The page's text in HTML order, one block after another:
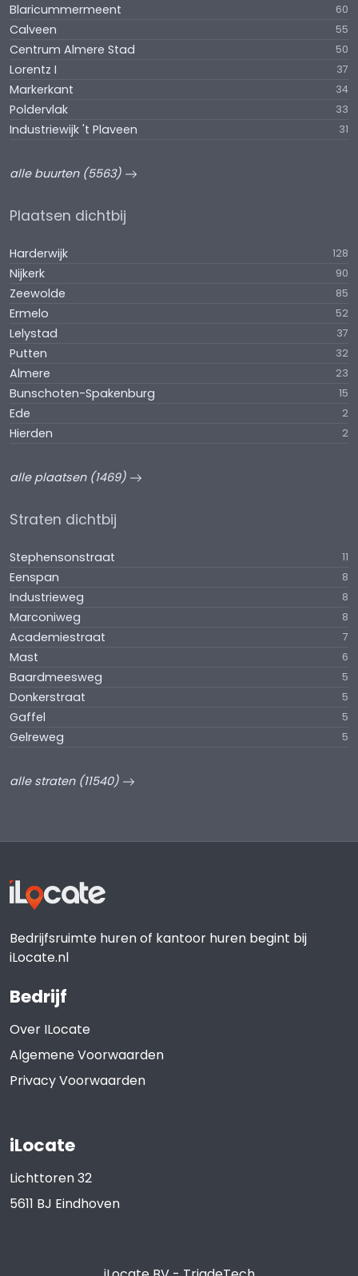
Blaricummermeent 60
Calveen 55
Centrum Almere Stad 50
Lorentz I 37
Markerkant 34
Poldervlak 33
Industriewijk 't Plaveen 31
alle buurten (5563)
Plaatsen dichtbij
Harderwijk 128
Nijkerk 90
Zeewolde 85
Ermelo 52
Lelystad 37
Putten 32
Almere 23
Bunschoten-Spakenburg 15
Ede 2
Hierden 2
alle plaatsen (1469)
Straten dichtbij
Stephensonstraat 11
Eenspan 8
Industrieweg 8
Marconiweg 8
Academiestraat 7
Mast 6
Baardmeesweg 5
Donkerstraat 5
Gaffel 5
Gelreweg 5
alle straten (11540)
Bedrijfsruimte huren of kantoor huren begint bij
iLocate.nl
Bedrijf
Over ILocate
Algemene Voorwaarden
Privacy Voorwaarden
iLocate
Lichttoren 32
5611 BJ Eindhoven